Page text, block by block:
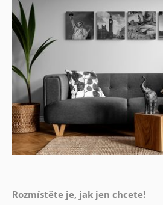
Rozmístěte je, jak jen chcete!